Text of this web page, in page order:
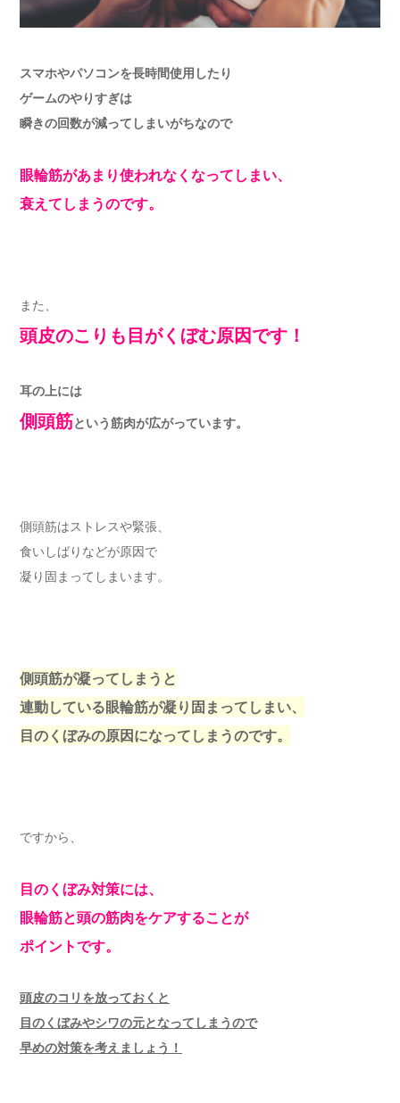
スマホやパソコンを長時間使用したり
ゲームのやりすぎは
瞬きの回数が減ってしまいがちなので
眼輪筋があまり使われなくなってしまい、
衰えてしまうのです。
また、
頭皮のこりも目がくぼむ原因です！
耳の上には
側頭筋という筋肉が広がっています。
側頭筋はストレスや緊張、
食いしばりなどが原因で
凝り固まってしまいます。
側頭筋が凝ってしまうと
連動している眼輪筋が凝り固まってしまい、
目のくぼみの原因になってしまうのです。
ですから、
目のくぼみ対策には、
眼輪筋と頭の筋肉をケアすることが
ポイントです。
頭皮のコリを放っておくと
目のくぼみやシワの元となってしまうので
早めの対策を考えましょう！